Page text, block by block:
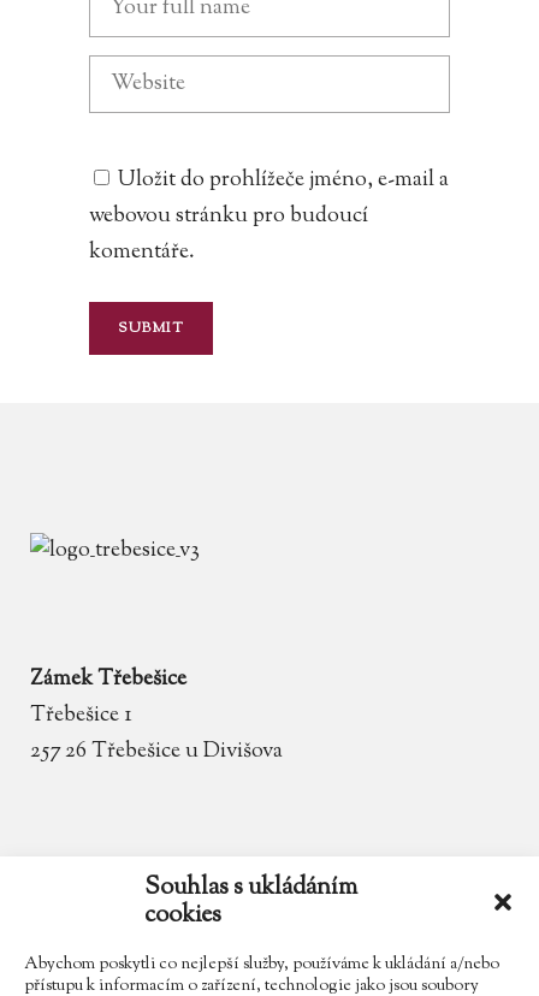
Souhlas s ukládáním
cookies
Abychom poskytli co nejlepší služby, používáme k ukládání a/nebo
přístupu k informacím o zařízení, technologie jako jsou soubory
Uložit do prohlížeče jméno, e-mail a
webovou stránku pro budoucí
komentáře.
Zámek Třebešice
Třebešice 1
257 26 Třebešice u Divišova
zamek.trebesice@volny.cz
602 354 467